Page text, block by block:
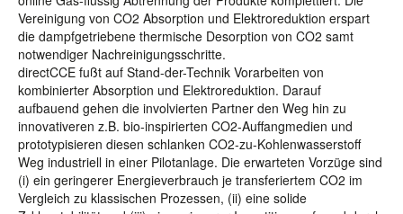
Vereinigung von CO2 Absorption und Elektroreduktion erspart
die dampfgetriebene thermische Desorption von CO2 samt
notwendiger Nachreinigungsschritte.
directCCE fußt auf Stand-der-Technik Vorarbeiten von
kombinierter Absorption und Elektroreduktion. Darauf
aufbauend gehen die involvierten Partner den Weg hin zu
innovativeren z.B. bio-inspirierten CO2-Auffangmedien und
prototypisieren diesen schlanken CO2-zu-Kohlenwasserstoff
Weg industriell in einer Pilotanlage. Die erwarteten Vorzüge sind
(i) ein geringerer Energieverbrauch je transferiertem CO2 im
Vergleich zu klassischen Prozessen, (ii) eine solide